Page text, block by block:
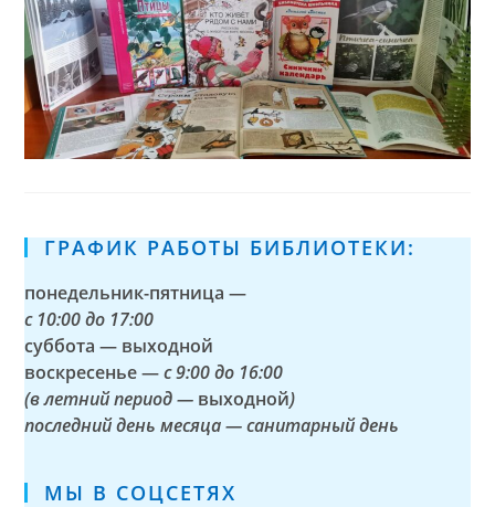
ГРАФИК РАБОТЫ БИБЛИОТЕКИ:
понедельник-пятница —
с 10:00 до 17:00
суббота — выходной
воскресенье —с 9:00 до 16:00
(в летний период — выходной)
последний день месяца — санитарный день
МЫ В СОЦСЕТЯХ